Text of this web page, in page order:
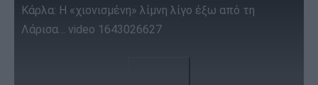
Κάρλα: Η «χιονισμένη» λίμνη λίγο έξω από τη
Λάρισα… video 1643026627